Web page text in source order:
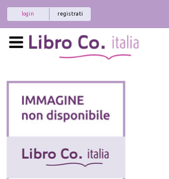
registrati
login